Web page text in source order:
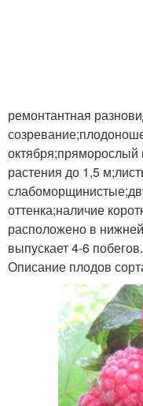
ремонтантная
октября;пряморослый
растения до 1,5
оттенка;наличие
расположено в
выпускает 4-6 побегов.
Описание плодов